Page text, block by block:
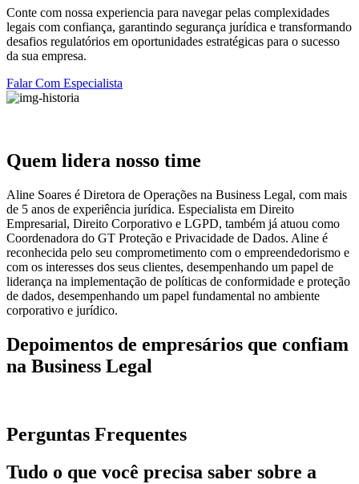
Conte com nossa experiencia para navegar pelas complexidades
legais com confiança, garantindo segurança jurídica e transformando
desafios regulatórios em oportunidades estratégicas para o sucesso
da sua empresa.
Falar Com Especialista
Quem lidera nosso time
Aline Soares é Diretora de Operações na Business Legal, com mais
de 5 anos de experiência jurídica. Especialista em Direito
Empresarial, Direito Corporativo e LGPD, também já atuou como
Coordenadora do GT Proteção e Privacidade de Dados. Aline é
reconhecida pelo seu comprometimento com o empreendedorismo e
com os interesses dos seus clientes, desempenhando um papel de
liderança na implementação de políticas de conformidade e proteção
de dados, desempenhando um papel fundamental no ambiente
corporativo e jurídico.
Depoimentos de empresários que confiam
na Business Legal
Perguntas Frequentes
Tudo o que você precisa saber sobre a